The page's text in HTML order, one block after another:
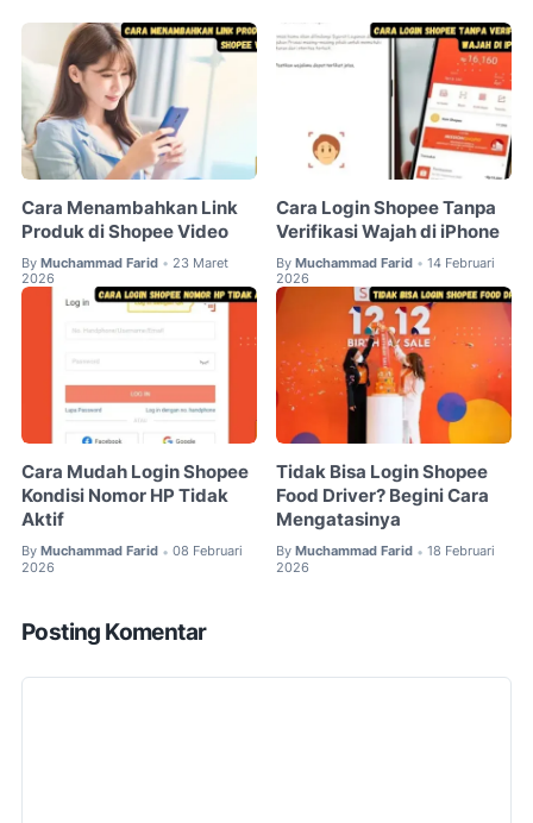
Cara Menambahkan Link
Produk di Shopee Video
By Muchammad Farid • 23 Maret
2026
Cara Login Shopee Tanpa
Verifikasi Wajah di iPhone
By Muchammad Farid • 14 Februari
2026
Cara Mudah Login Shopee
Kondisi Nomor HP Tidak
Aktif
By Muchammad Farid • 08 Februari
2026
Tidak Bisa Login Shopee
Food Driver? Begini Cara
Mengatasinya
By Muchammad Farid • 18 Februari
2026
Posting Komentar